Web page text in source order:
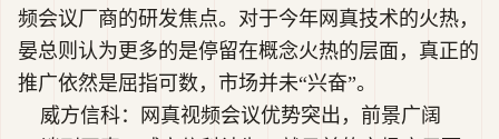
频会议厂商的研发焦点。对于今年网真技术的火热，
晏总则认为更多的是停留在概念火热的层面，真正的
推广依然是屈指可数，市场并未“兴奋”。
威方信科：网真视频会议优势突出，前景广阔